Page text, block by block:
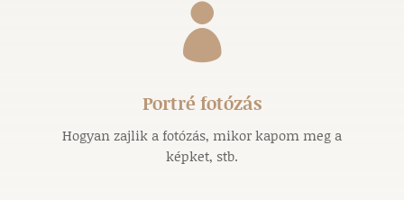

Portré fotózás
Hogyan zajlik a fotózás, mikor kapom meg a
képket, stb.